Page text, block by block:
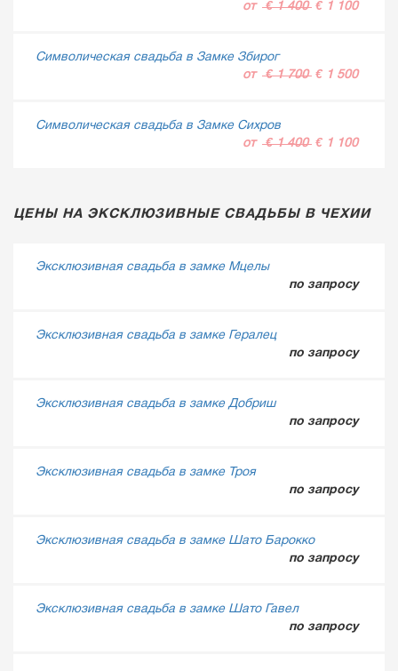
от € 1 400 € 1 100
Символическая свадьба в Замке Збирог
от € 1 700 € 1 500
Символическая свадьба в Замке Сихров
от € 1 400 € 1 100
ЦЕНЫ НА ЭКСКЛЮЗИВНЫЕ СВАДЬБЫ В ЧЕХИИ
Эксклюзивная свадьба в замке Мцелы
по запросу
Эксклюзивная свадьба в замке Гералец
по запросу
Эксклюзивная свадьба в замке Добриш
по запросу
Эксклюзивная свадьба в замке Троя
по запросу
Эксклюзивная свадьба в замке Шато Барокко
по запросу
Эксклюзивная свадьба в замке Шато Гавел
по запросу